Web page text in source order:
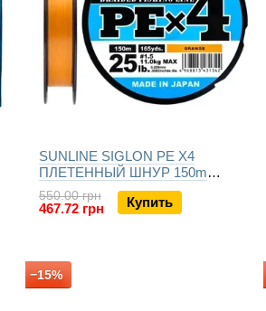
SUNLINE SIGLON PE X4
ПЛЕТЕННЫЙ ШНУР 150m
(ORANGE)
550.00 грн
467.72 грн Купить
−15%